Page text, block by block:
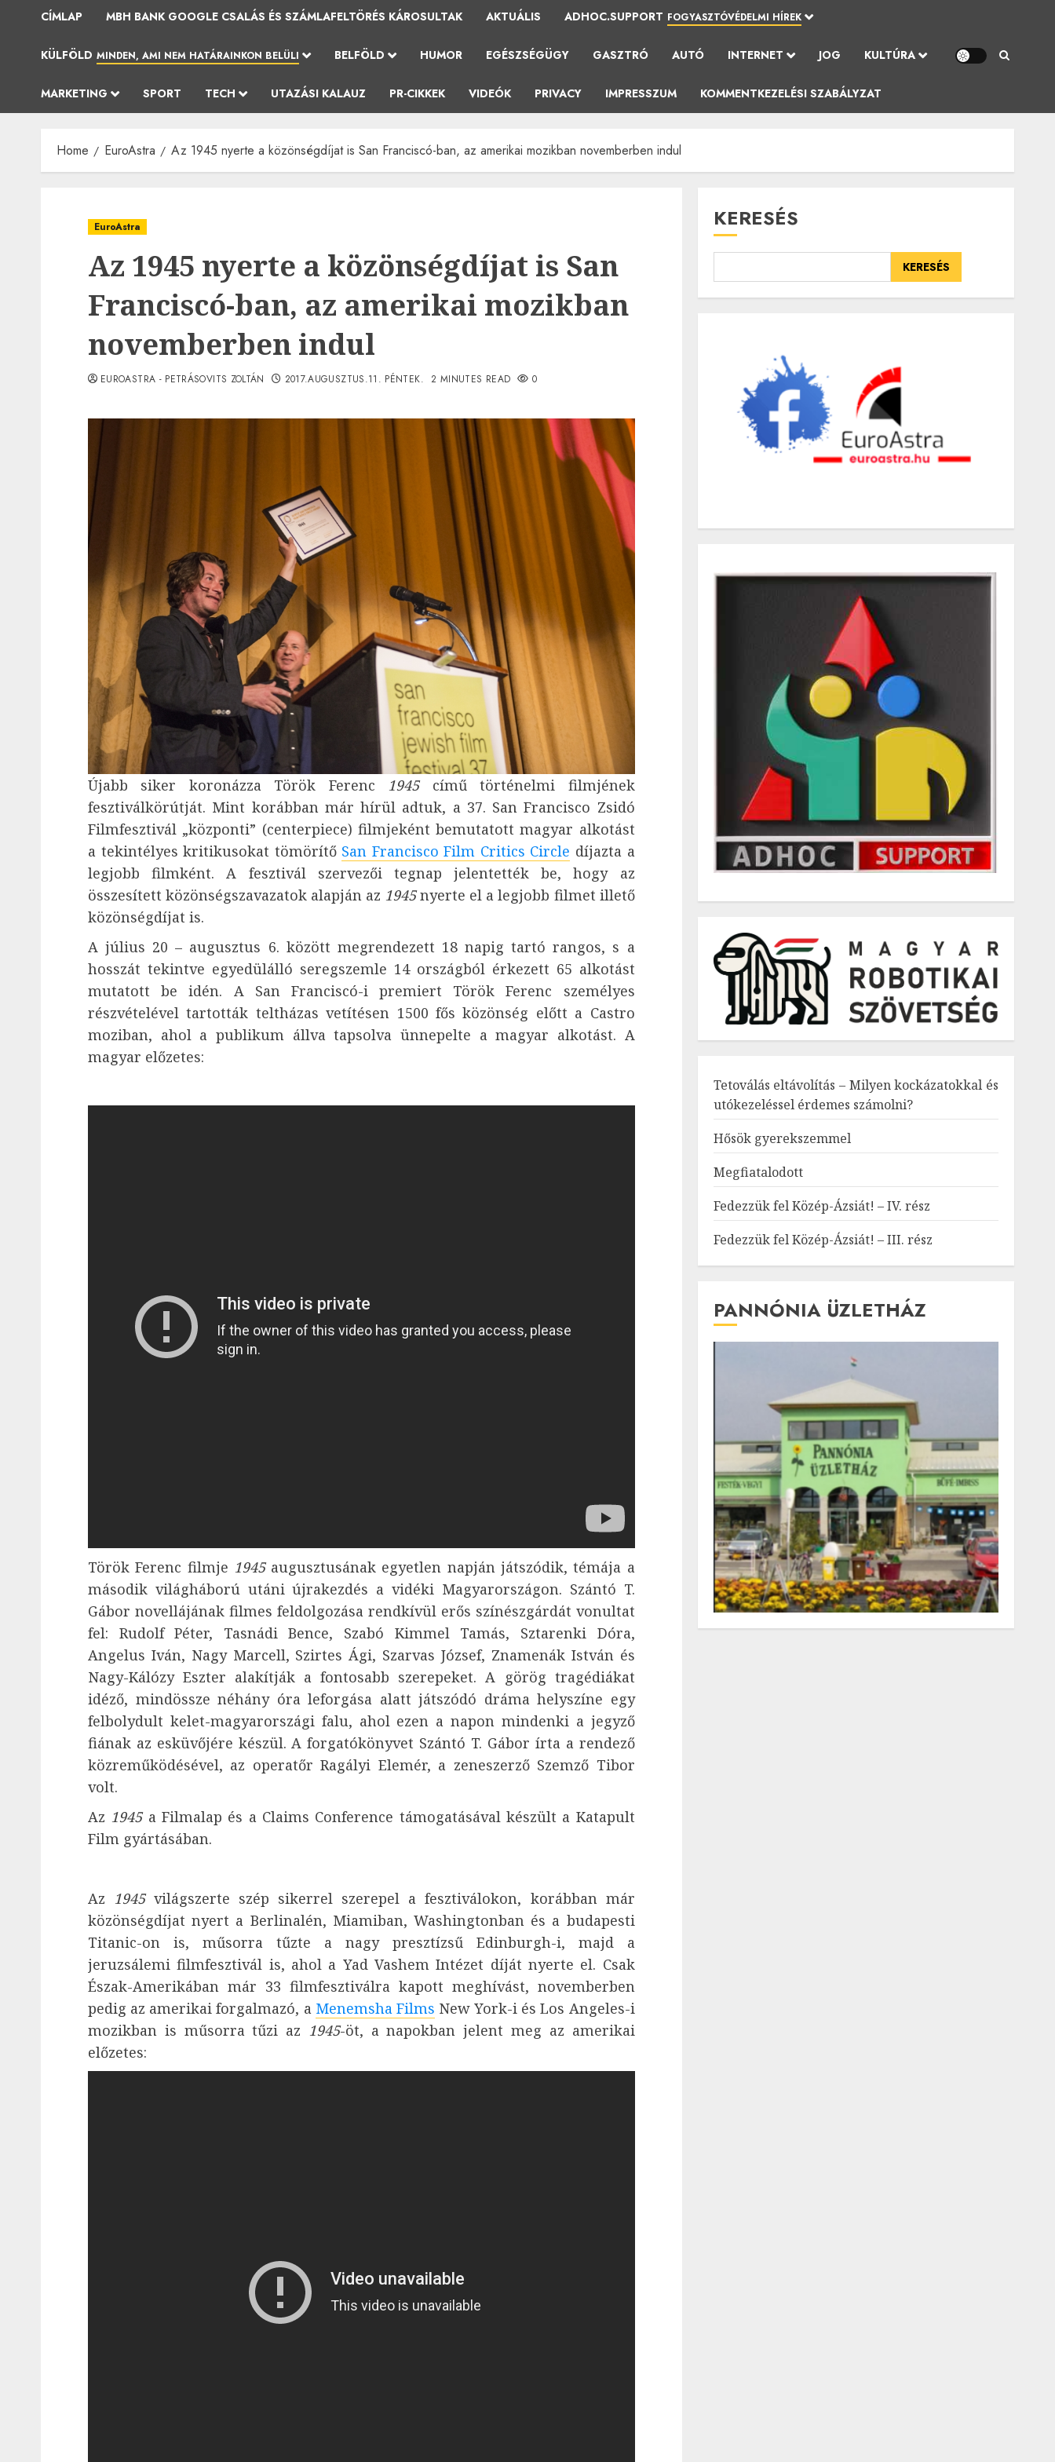
CÍMLAP MBH BANK GOOGLE CSALÁS ÉS SZÁMLAFELTÖRÉS KÁROSULTAK AKTUÁLIS ADHOC.SUPPORT FOGYASZTÓVÉDELMI HÍREK
KÜLFÖLD MINDEN, AMI NEM HATÁRAINKON BELÜLI BELFÖLD HUMOR EGÉSZSÉGÜGY GASZTRÓ AUTÓ INTERNET JOG KULTÚRA
MARKETING SPORT TECH UTAZÁSI KALAUZ PR-CIKKEK VIDEÓK PRIVACY IMPRESSZUM KOMMENTKEZELÉSI SZABÁLYZAT
Home EuroAstra Az 1945 nyerte a közönségdíjat is San Franciscó-ban, az amerikai mozikban novemberben indul
EuroAstra
Az 1945 nyerte a közönségdíjat is San
Franciscó-ban, az amerikai mozikban
novemberben indul
EUROASTRA - PETRÁSOVITS ZOLTÁN 2017.AUGUSZTUS.11. PÉNTEK. 2 MINUTES READ 0
Újabb siker koronázza Török Ferenc 1945című történelmi filmjének
fesztiválkörútját. Mint korábban már hírül adtuk, a 37. San Francisco Zsidó
Filmfesztivál „központi” (centerpiece) filmjeként bemutatott magyar alkotást
a tekintélyes kritikusokat tömörítő San Francisco Film Critics Circle díjazta a
legjobb filmként. A fesztivál szervezői tegnap jelentették be, hogy az
összesített közönségszavazatok alapján az 1945nyerte el a legjobb filmet illető
közönségdíjat is.
A július 20 – augusztus 6. között megrendezett 18 napig tartó rangos, s a
hosszát tekintve egyedülálló seregszemle 14 országból érkezett 65 alkotást
mutatott be idén. A San Franciscó-i premiert Török Ferenc személyes
részvételével tartották teltházas vetítésen 1500 fős közönség előtt a Castro
moziban, ahol a publikum állva tapsolva ünnepelte a magyar alkotást. A
magyar előzetes:
Török Ferenc filmje 1945augusztusának egyetlen napján játszódik, témája a
második világháború utáni újrakezdés a vidéki Magyarországon. Szántó T.
Gábor novellájának filmes feldolgozása rendkívül erős színészgárdát vonultat
fel: Rudolf Péter, Tasnádi Bence, Szabó Kimmel Tamás, Sztarenki Dóra,
Angelus Iván, Nagy Marcell, Szirtes Ági, Szarvas József, Znamenák István és
Nagy-Kálózy Eszter alakítják a fontosabb szerepeket. A görög tragédiákat
idéző, mindössze néhány óra leforgása alatt játszódó dráma helyszíne egy
felbolydult kelet-magyarországi falu, ahol ezen a napon mindenki a jegyző
fiának az esküvőjére készül. A forgatókönyvet Szántó T. Gábor írta a rendező
közreműködésével, az operatőr Ragályi Elemér, a zeneszerző Szemző Tibor
volt.
Az 1945a Filmalap és a Claims Conference támogatásával készült a Katapult
Film gyártásában.
Az 1945világszerte szép sikerrel szerepel a fesztiválokon, korábban már
közönségdíjat nyert a Berlinalén, Miamiban, Washingtonban és a budapesti
Titanic-on is, műsorra tűzte a nagy presztízsű Edinburgh-i, majd a
jeruzsálemi filmfesztivál is, ahol a Yad Vashem Intézet díját nyerte el. Csak
Észak-Amerikában már 33 filmfesztiválra kapott meghívást, novemberben
pedig az amerikai forgalmazó, a Menemsha Films New York-i és Los Angeles-i
mozikban is műsorra tűzi az
1945-öt, a napokban jelent meg az amerikai
előzetes:
KERESÉS
KERESÉS
Tetoválás eltávolítás – Milyen kockázatokkal és
utókezeléssel érdemes számolni?
Hősök gyerekszemmel
Megfiatalodott
Fedezzük fel Közép-Ázsiát! – IV. rész
Fedezzük fel Közép-Ázsiát! – III. rész
PANNÓNIA ÜZLETHÁZ